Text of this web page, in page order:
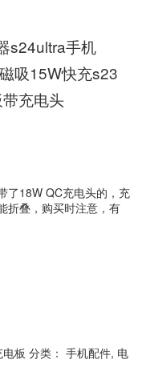
s24ultra手机
吸15W快充s23
充电头
了18W QC充电头的，充
折叠，购买时注意，有
板 分类： 手机配件, 电